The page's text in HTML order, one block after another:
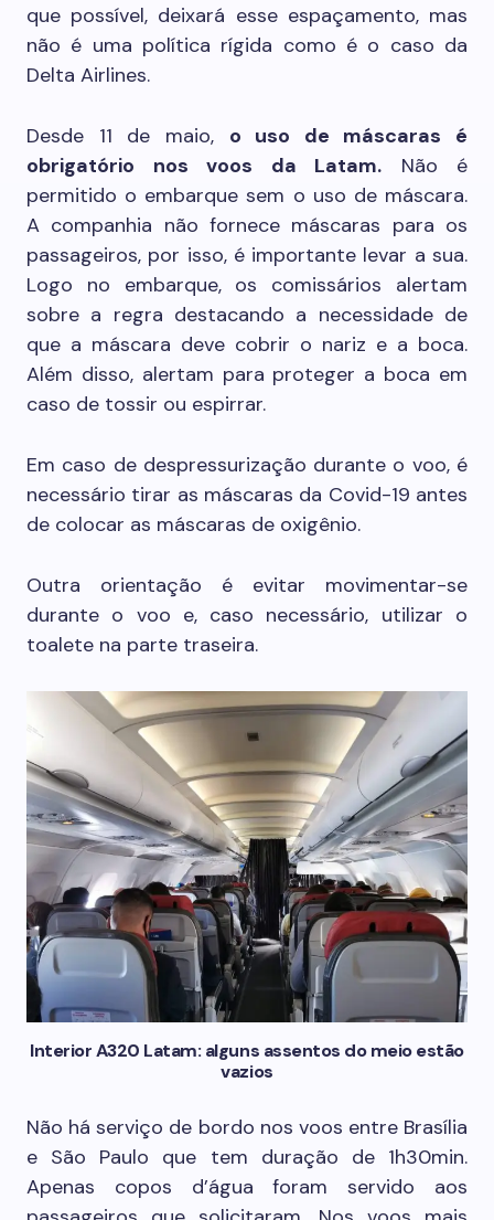
que possível, deixará esse espaçamento, mas
não é uma política rígida como é o caso da
Delta Airlines.
Desde 11 de maio, o uso de máscaras é
obrigatório nos voos da Latam. Não é
permitido o embarque sem o uso de máscara.
A companhia não fornece máscaras para os
passageiros, por isso, é importante levar a sua.
Logo no embarque, os comissários alertam
sobre a regra destacando a necessidade de
que a máscara deve cobrir o nariz e a boca.
Além disso, alertam para proteger a boca em
caso de tossir ou espirrar.
Em caso de despressurização durante o voo, é
necessário tirar as máscaras da Covid-19 antes
de colocar as máscaras de oxigênio.
Outra orientação é evitar movimentar-se
durante o voo e, caso necessário, utilizar o
toalete na parte traseira.
Interior A320 Latam: alguns assentos do meio estão
vazios
Não há serviço de bordo nos voos entre Brasília
e São Paulo que tem duração de 1h30min.
Apenas copos d’água foram servido aos